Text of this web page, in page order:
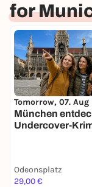
for
Tomorrow, 07. Aug
München
Undercover-
Odeonsplatz
29,00 €